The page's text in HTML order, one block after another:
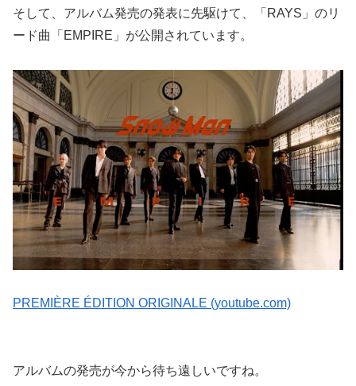
そして、アルバム発売の発表に先駆けて、「RAYS」のリ
ード曲「EMPIRE」が公開されています。
PREMIÈRE ÉDITION ORIGINALE (youtube.com)
アルバムの発売が今から待ち遠しいですね。